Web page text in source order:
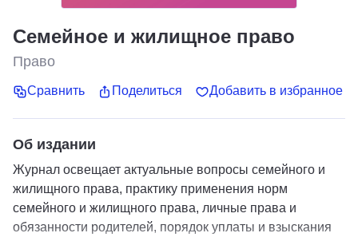
Семейное и жилищное право
Право
Сравнить Поделиться Добавить в избранное
Об издании
Журнал освещает актуальные вопросы семейного и
жилищного права, практику применения норм
семейного и жилищного права, личные права и
обязанности родителей, порядок уплаты и взыскания